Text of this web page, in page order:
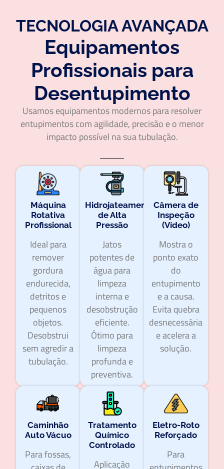
TECNOLOGIA AVANÇADA
Equipamentos
Profissionais para
Desentupimento
Usamos equipamentos modernos para resolver
entupimentos com agilidade, precisão e o menor
impacto possível na sua tubulação.
Máquina
Rotativa
Profissional
Ideal para
remover
gordura
endurecida,
detritos e
pequenos
objetos.
Desobstrui
sem agredir a
tubulação.
Hidrojateamento
de Alta
Pressão
Jatos
potentes de
água para
limpeza
interna e
desobstrução
eficiente.
Ótimo para
limpeza
profunda e
preventiva.
Câmera de
Inspeção
(Vídeo)
Mostra o
ponto exato
do
entupimento
e a causa.
Evita quebra
desnecessária
e acelera a
solução.
Caminhão
Auto Vácuo
Para fossas,
Tratamento
Químico
Controlado
Aplicação
Eletro-Roto
Reforçado
Para